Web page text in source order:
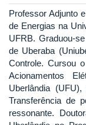
Professor Adjunto
de Energias na
UFRB. Graduou-
de Uberaba
Controle. Cursou
Acionamentos
Uberlândia
Transferência de
ressonante.